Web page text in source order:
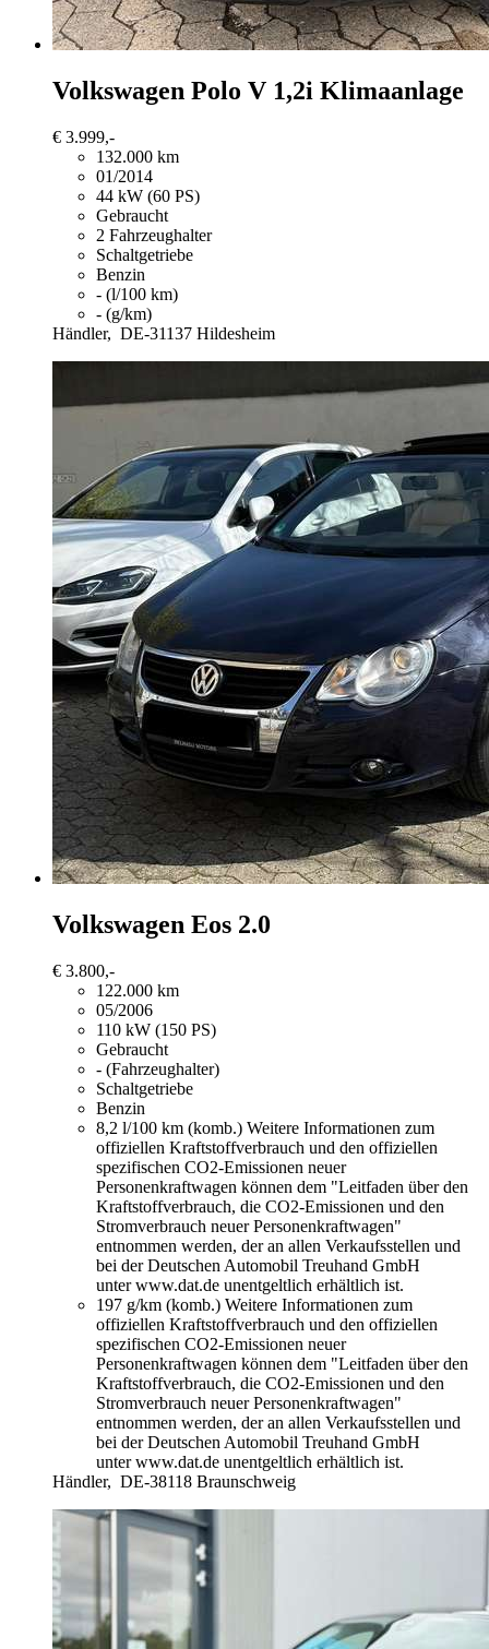
Volkswagen Polo V 1,2i Klimaanlage
€ 3.999,-
132.000 km
01/2014
44 kW (60 PS)
Gebraucht
2 Fahrzeughalter
Schaltgetriebe
Benzin
- (l/100 km)
- (g/km)
Händler, DE-31137 Hildesheim
Volkswagen Eos 2.0
€ 3.800,-
122.000 km
05/2006
110 kW (150 PS)
Gebraucht
- (Fahrzeughalter)
Schaltgetriebe
Benzin
8,2 l/100 km (komb.) Weitere Informationen zum
offiziellen Kraftstoffverbrauch und den offiziellen
spezifischen CO2-Emissionen neuer
Personenkraftwagen können dem "Leitfaden über den
Kraftstoffverbrauch, die CO2-Emissionen und den
Stromverbrauch neuer Personenkraftwagen"
entnommen werden, der an allen Verkaufsstellen und
bei der Deutschen Automobil Treuhand GmbH
unter www.dat.de unentgeltlich erhältlich ist.
197 g/km (komb.) Weitere Informationen zum
offiziellen Kraftstoffverbrauch und den offiziellen
spezifischen CO2-Emissionen neuer
Personenkraftwagen können dem "Leitfaden über den
Kraftstoffverbrauch, die CO2-Emissionen und den
Stromverbrauch neuer Personenkraftwagen"
entnommen werden, der an allen Verkaufsstellen und
bei der Deutschen Automobil Treuhand GmbH
unter www.dat.de unentgeltlich erhältlich ist.
Händler, DE-38118 Braunschweig